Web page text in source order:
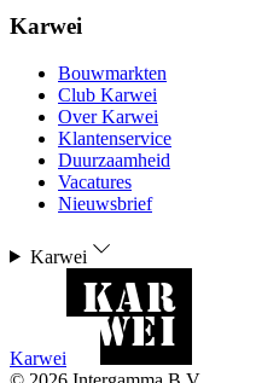
Karwei
Bouwmarkten
Club Karwei
Over Karwei
Klantenservice
Duurzaamheid
Vacatures
Nieuwsbrief
Karwei
Karwei